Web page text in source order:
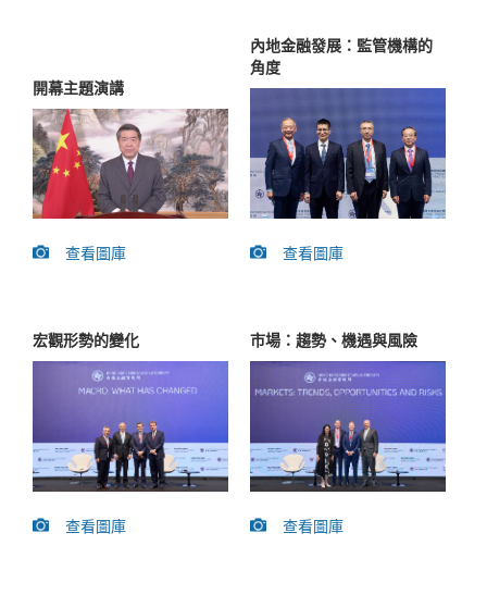
開幕主題演講
查看圖庫
內地金融發展：監管機構的
角度
查看圖庫
宏觀形勢的變化
查看圖庫
市場：趨勢、機遇與風險
查看圖庫